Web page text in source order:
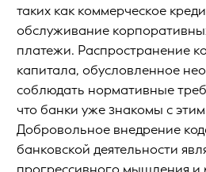
таких как коммерческое
обслуживание
платежи. Распространение
капитала, обусловленное
соблюдать нормативные
что банки уже знакомы с
Добровольное внедрение
банковской деятельности